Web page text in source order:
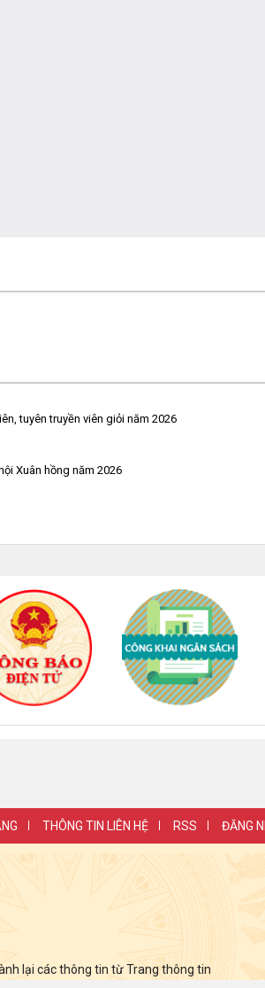
tuyên truyền viên giỏi năm 2026
Xuân hồng năm 2026
THÔNG TIN LIÊN HỆ RSS ĐĂNG
lại các thông tin từ Trang thông tin